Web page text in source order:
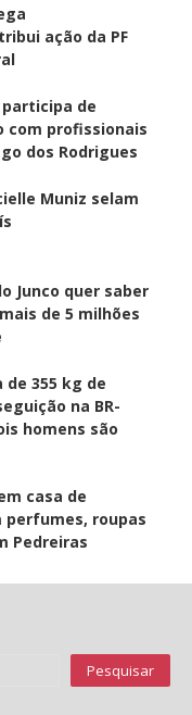
ação da PF
de
profissionais
dos Rodrigues
Muniz selam
Junco quer saber
de 5 milhões
de 355 kg de
na BR-
homens são
casa de
roupas
Pedreiras